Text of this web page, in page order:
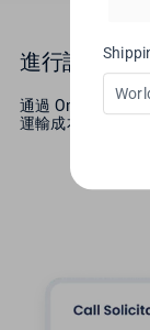
進行訂單出
通過 OneShip 簡
運輸成本，高效率